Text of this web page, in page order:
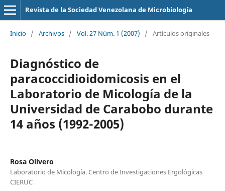
Revista de la Sociedad Venezolana de Microbiología
Inicio / Archivos / Vol. 27 Núm. 1 (2007) / Artículos originales
Diagnóstico de
paracoccidioidomicosis en el
Laboratorio de Micología de la
Universidad de Carabobo durante
14 años (1992-2005)
Rosa Olivero
Laboratorio de Micología. Centro de Investigaciones Ergológicas
CIERUC